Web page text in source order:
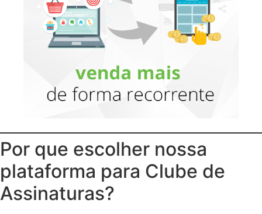
Por que escolher nossa
plataforma para Clube de
Assinaturas?